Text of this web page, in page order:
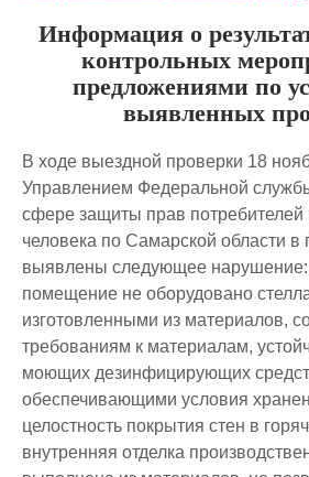
Информация о
контрольных
предложениями по
выявленных
В ходе выездной проверки 18
Управлением Федеральной
сфере защиты прав потребителей
человека по Самарской области в
выявлены следующее нарушение:
помещение не оборудовано
изготовленными из материалов,
требованиям к материалам,
моющих дезинфицирующих
обеспечивающими условия
целостность покрытия стен в
внутренняя отделка